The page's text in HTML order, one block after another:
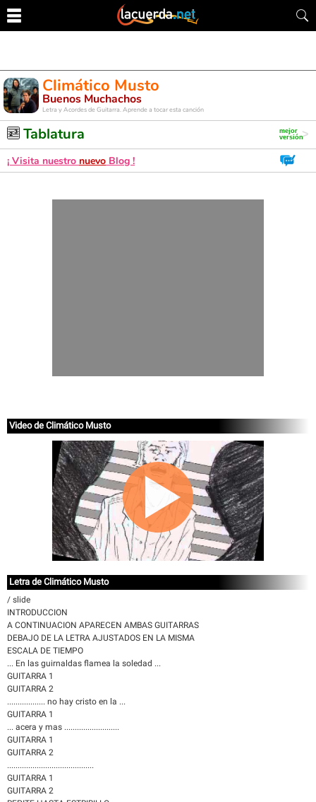
Climático Musto
Buenos Muchachos
Letra y Acordes de Guitarra. Aprende a tocar esta canción
Tablatura
¡ Visita nuestro nuevo Blog !
Video de Climático Musto
Letra de Climático Musto
/ slide
INTRODUCCION
A CONTINUACION APARECEN AMBAS GUITARRAS
DEBAJO DE LA LETRA AJUSTADOS EN LA MISMA
ESCALA DE TIEMPO
... En las guirnaldas flamea la soledad ...
GUITARRA 1
GUITARRA 2
.................. no hay cristo en la ...
GUITARRA 1
... acera y mas ..........................
GUITARRA 1
GUITARRA 2
.........................................
GUITARRA 1
GUITARRA 2